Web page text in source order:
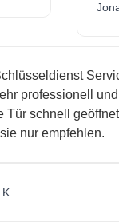
Service
professionell und
schnell geöffnet.
nur empfehlen.